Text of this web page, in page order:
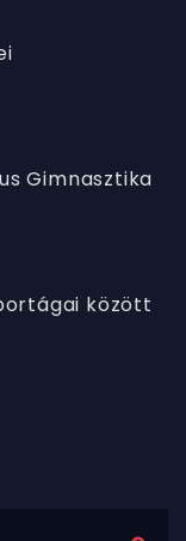
Gimnasztika
között